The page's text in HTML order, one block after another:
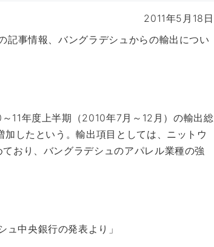
2011年5月18日
記事情報、バングラデシュからの輸出につい
11年度上半期（2010年7月～12月）の輸出総
したという。輸出項目としては、ニットウ
おり、バングラデシュのアパレル業種の強
中央銀行の発表より」